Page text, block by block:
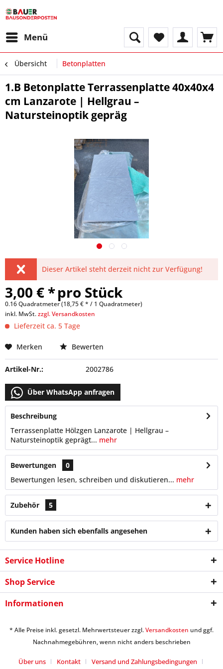
Menü
Übersicht Betonplatten
1.B Betonplatte Terrassenplatte 40x40x4
cm Lanzarote | Hellgrau –
Natursteinoptik gepräg
Dieser Artikel steht derzeit nicht zur Verfügung!
3,00 € *pro Stück
0.16 Quadratmeter (18,75 € * / 1 Quadratmeter)
inkl. MwSt.zzgl. Versandkosten
Lieferzeit ca. 5 Tage
Merken Bewerten
Artikel-Nr.: 2002786
Über WhatsApp anfragen
Beschreibung
Terrassenplatte Hölzgen Lanzarote | Hellgrau –
Natursteinoptik geprägt... mehr
Bewertungen
0
Bewertungen lesen, schreiben und diskutieren... mehr
Zubehör 5
Kunden haben sich ebenfalls angesehen
Service Hotline
Shop Service
Informationen
* Alle Preise inkl. gesetzl. Mehrwertsteuer zzgl.Versandkosten und ggf.
Nachnahmegebühren, wenn nicht anders beschrieben
Über uns Kontakt Versand und Zahlungsbedingungen